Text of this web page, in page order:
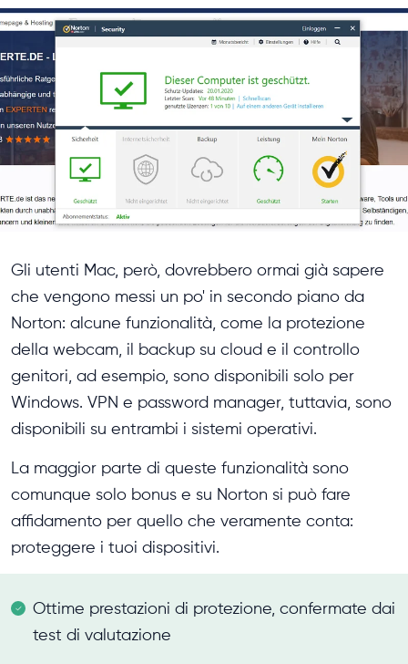
Gli utenti Mac, però, dovrebbero ormai già sapere
che vengono messi un po' in secondo piano da
Norton: alcune funzionalità, come la protezione
della webcam, il backup su cloud e il controllo
genitori, ad esempio, sono disponibili solo per
Windows. VPN e password manager, tuttavia, sono
disponibili su entrambi i sistemi operativi.
La maggior parte di queste funzionalità sono
comunque solo bonus e su Norton si può fare
affidamento per quello che veramente conta:
proteggere i tuoi dispositivi.
Ottime prestazioni di protezione, confermate dai
test di valutazione